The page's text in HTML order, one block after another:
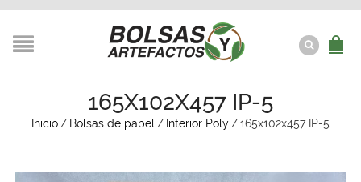
165X102X457 IP-5
Inicio / Bolsas de papel / Interior Poly /165x102x457 IP-5